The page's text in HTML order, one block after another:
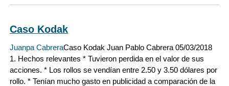
Caso Kodak
Juanpa CabreraCaso Kodak Juan Pablo Cabrera 05/03/2018
1. Hechos relevantes * Tuvieron perdida en el valor de sus
acciones. * Los rollos se vendían entre 2.50 y 3.50 dólares por
rollo. * Tenían mucho gasto en publicidad a comparación de la